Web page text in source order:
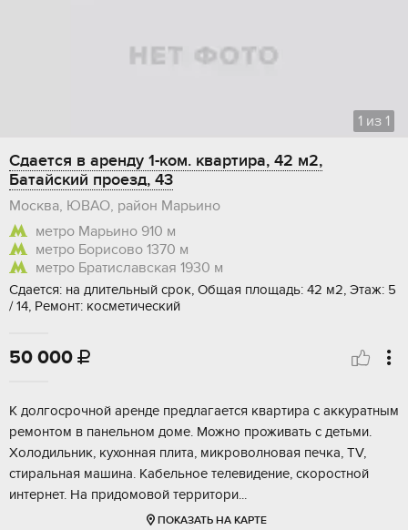
1 из 1
Сдается в аренду 1-ком. квартира, 42 м2,
Батайский проезд, 43
Москва, ЮВАО, район Марьино
метро Марьино 910 м
метро Борисово 1370 м
метро Братиславская 1930 м
Сдается: на длительный срок, Общая площадь: 42 м2, Этаж: 5
/ 14, Ремонт: косметический
50 000 
К долгосрочной аренде предлагается квартира с аккуратным
ремонтом в панельном доме. Можно проживать с детьми.
Холодильник, кухонная плита, микроволновая печка, TV,
стиральная машина. Кабельное телевидение, скоростной
интернет. На придомовой территори...
ПОКАЗАТЬ НА КАРТЕ